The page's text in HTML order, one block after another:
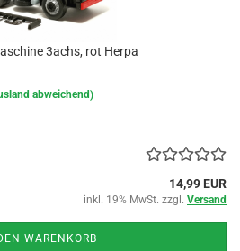
3achs, rot Herpa
abweichend)
14,99 EUR
inkl. 19% MwSt. zzgl. Versand
WARENKORB